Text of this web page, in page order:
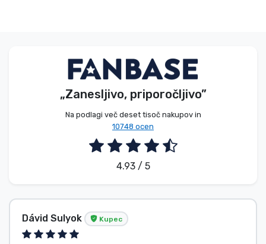
„Zanesljivo, priporočljivo”
Na podlagi več deset tisoč nakupov in
10748 ocen
4.93 / 5
Dávid Sulyok Kupec
Blagovne znamke